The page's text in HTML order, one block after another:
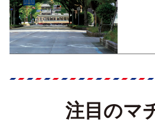
注目のマ